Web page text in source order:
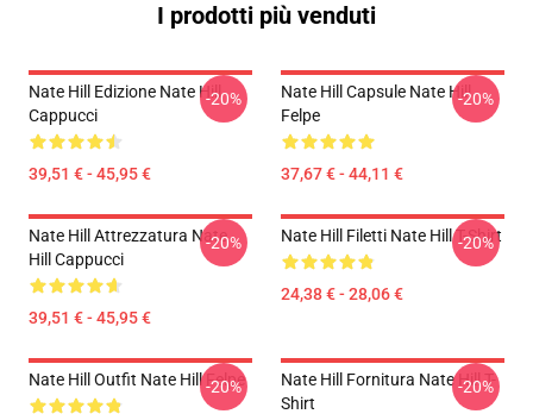
I prodotti più venduti
Nate Hill Edizione Nate Hill
Cappucci
39,51 € - 45,95 €
-20%
Nate Hill Capsule Nate Hill
Felpe
37,67 € - 44,11 €
-20%
Nate Hill Attrezzatura Nate
Hill Cappucci
39,51 € - 45,95 €
-20% Nate Hill Filetti Nate Hill T-Shirt
24,38 € - 28,06 €
-20%
Nate Hill Outfit Nate Hill Felpe
-20%
Nate Hill Fornitura Nate Hill T-
Shirt
-20%